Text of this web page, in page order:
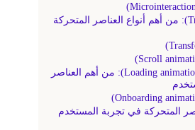
الانتقالات (Transitions): من أهم أنواع العناصر المتحركة
مؤثرات التحميل (Loading animations): من أهم العناصر
المتحركة في تجربة المستخدم